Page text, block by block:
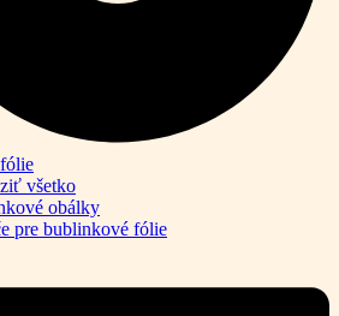
všetko
obálky
pre bublinkové fólie